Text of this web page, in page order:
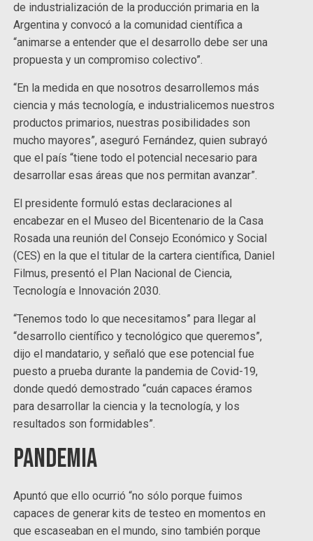
de industrialización de la producción primaria en la
Argentina y convocó a la comunidad científica a
“animarse a entender que el desarrollo debe ser una
propuesta y un compromiso colectivo”.
“En la medida en que nosotros desarrollemos más
ciencia y más tecnología, e industrialicemos nuestros
productos primarios, nuestras posibilidades son
mucho mayores”, aseguró Fernández, quien subrayó
que el país “tiene todo el potencial necesario para
desarrollar esas áreas que nos permitan avanzar”.
El presidente formuló estas declaraciones al
encabezar en el Museo del Bicentenario de la Casa
Rosada una reunión del Consejo Económico y Social
(CES) en la que el titular de la cartera científica, Daniel
Filmus, presentó el Plan Nacional de Ciencia,
Tecnología e Innovación 2030.
“Tenemos todo lo que necesitamos” para llegar al
“desarrollo científico y tecnológico que queremos”,
dijo el mandatario, y señaló que ese potencial fue
puesto a prueba durante la pandemia de Covid-19,
donde quedó demostrado “cuán capaces éramos
para desarrollar la ciencia y la tecnología, y los
resultados son formidables”.
Pandemia
Apuntó que ello ocurrió “no sólo porque fuimos
capaces de generar kits de testeo en momentos en
que escaseaban en el mundo, sino también porque